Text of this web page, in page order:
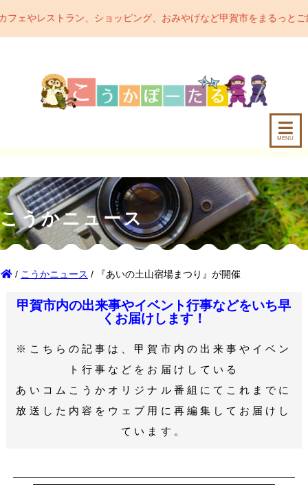
ョッピング、おみやげなど甲賀市をまるっとご紹介するポータ
MENU
こうかニュース
/ こうかニュース / 『あいの土山宿場まつり』が開催
甲賀市内の出来事やイベント行事などをいち早
くお届けします！
※こちらの記事は、甲賀市内の出来事やイベン
ト行事などをお届けしている
あいコムこうかオリジナル番組にてこれまでに
放送した内容をウェブ用に再編集してお届けし
ています。